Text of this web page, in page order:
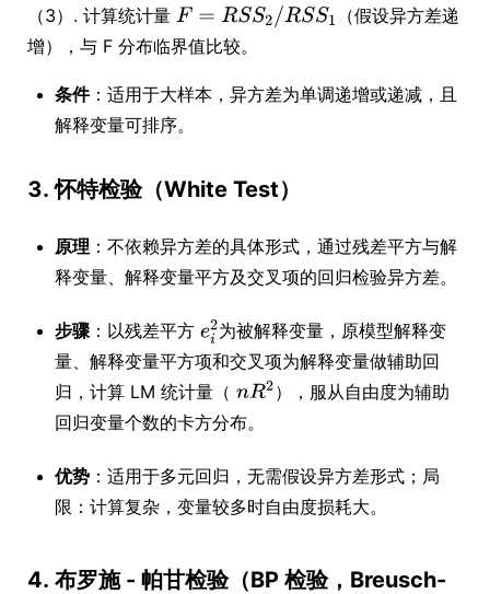
（3）. 计算统计量
（假设异方差递
增），与 F 分布临界值比较。
条件：适用于大样本，异方差为单调递增或递减，且
解释变量可排序。
3.怀特检验（White Test）
原理 ：不依赖异方差的具体形式，通过残差平方与解
释变量、解释变量平方及交叉项的回归检验异方差。
步骤：以残差平方
为被解释变量，原模型解释变
量、解释变量平方项和交叉项为解释变量做辅助回
归，计算 LM 统计量（
），服从自由度为辅助
回归变量个数的卡方分布。
优势 ：适用于多元回归，无需假设异方差形式；局
限：计算复杂，变量较多时自由度损耗大。
4. 布罗施 - 帕甘检验（BP 检验，Breusch-